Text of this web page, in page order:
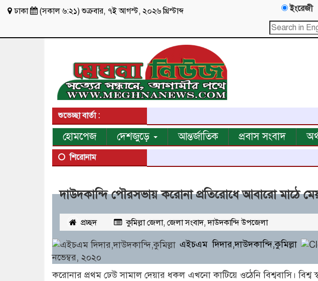
ঢাকা (সকাল ৬:২১)শুক্রবার, ৭ই আগস্ট, ২০২৬ খ্রিস্টাব্দ ইংরেজী
শুভেচ্ছা বার্তা :
হোমপেজ দেশজুড়ে আন্তর্জাতিক প্রবাস সংবাদ
শিরোনাম
দাউদকান্দি পৌরসভায় করোনা প্রতিরোধে আবারো মাঠে
প্রচ্ছদ কুমিল্লা জেলা, জেলা সংবাদ,দাউদকান্দি উপজেলা
এইচএম দিদার,দাউদকান্দি,কুমিল্লা
নভেম্বর, ২০২০
করোনার প্রথম ঢেউ সামাল দেয়ার ধকল এখনো কাটিয়ে ওঠেনি বিশ্ববাসি। বিশ্ব